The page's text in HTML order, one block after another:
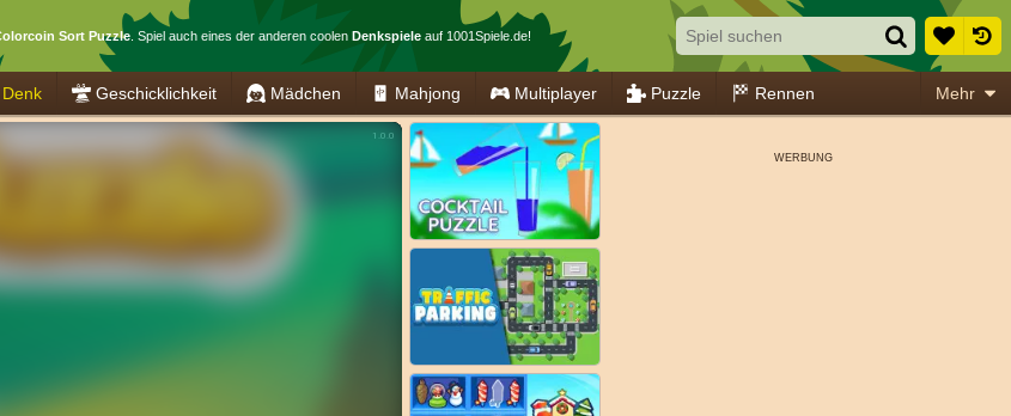
Sort Puzzle . Spiel auch eines der anderen coolen Denkspiele auf 1001Spiele.de!
Denk Geschicklichkeit Mädchen Mahjong Multiplayer Puzzle Rennen Mehr